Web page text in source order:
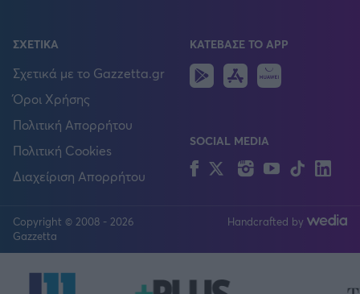
ΣΧΕΤΙΚΑ
Σχετικά με το Gazzetta.gr
Όροι Χρήσης
Πολιτική Απορρήτου
Πολιτική Cookies
Διαχείριση Απορρήτου
ΚΑΤΕΒΑΣΕ ΤΟ APP
Android
IOS
SOCIAL MEDIA
FacebookTwitterInstagram
YouTubeTikTok
Copyright © 2008 - 2026
Gazzetta
Handcrafted by